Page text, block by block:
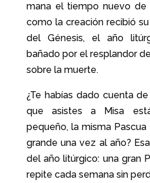
mana el tiempo nuevo de
como la creación recibió
del Génesis, el año
bañado por el resplandor
sobre la muerte.
¿Te habías dado cuenta
que asistes a Misa
pequeño, la misma
grande una vez al año?
del año litúrgico: una gran
repite cada semana sin